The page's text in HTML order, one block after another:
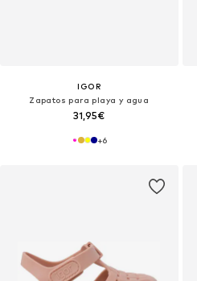
IGOR
Zapatos para playa y agua
31,95€
+6